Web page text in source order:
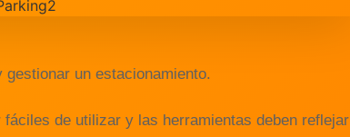
un estacionamiento.
de utilizar y las herramientas deben reflejar